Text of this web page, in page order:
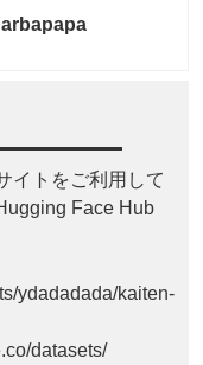
イトをご利用して
Face Hub
ydadadada/kaiten-
datasets/